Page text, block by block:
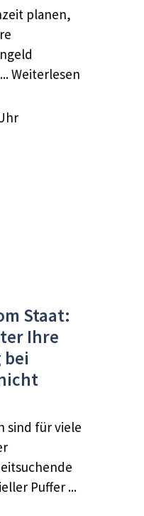
planen,
Weiterlesen
Staat:
Ihre
sind für viele
Puffer ...